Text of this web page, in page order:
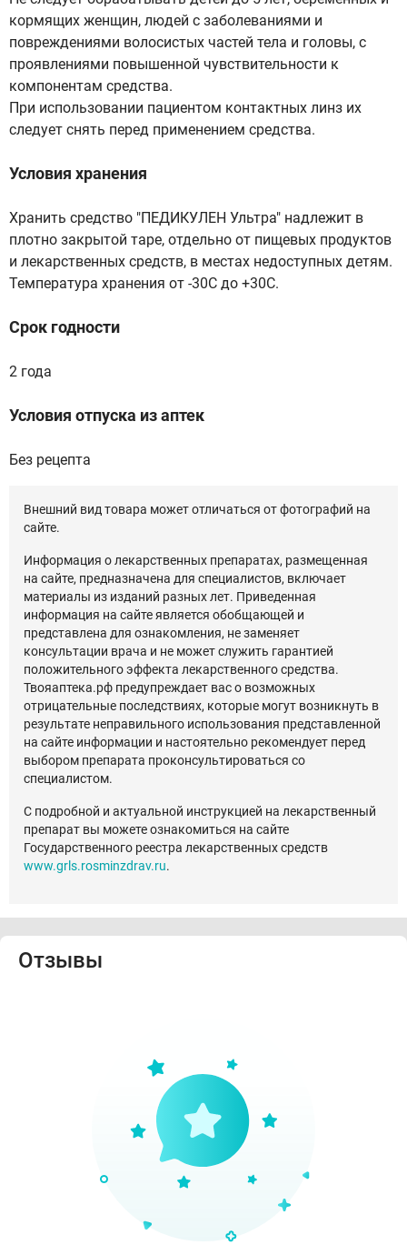
кормящих женщин, людей с заболеваниями и
повреждениями волосистых частей тела и головы, с
проявлениями повышенной чувствительности к
компонентам средства.
При использовании пациентом контактных линз их
следует снять перед применением средства.
Условия хранения
Хранить средство "ПЕДИКУЛЕН Ультра" надлежит в
плотно закрытой таре, отдельно от пищевых продуктов
и лекарственных средств, в местах недоступных детям.
Температура хранения от -30С до +30С.
Срок годности
2 года
Условия отпуска из аптек
Без рецепта
Внешний вид товара может отличаться от фотографий на
сайте.
Информация о лекарственных препаратах, размещенная
на сайте, предназначена для специалистов, включает
материалы из изданий разных лет. Приведенная
информация на сайте является обобщающей и
представлена для ознакомления, не заменяет
консультации врача и не может служить гарантией
положительного эффекта лекарственного средства.
Твояаптека.рф предупреждает вас о возможных
отрицательные последствиях, которые могут возникнуть в
результате неправильного использования представленной
на сайте информации и настоятельно рекомендует перед
выбором препарата проконсультироваться со
специалистом.
С подробной и актуальной инструкцией на лекарственный
препарат вы можете ознакомиться на сайте
Государственного реестра лекарственных средств
www.grls.rosminzdrav.ru.
Отзывы